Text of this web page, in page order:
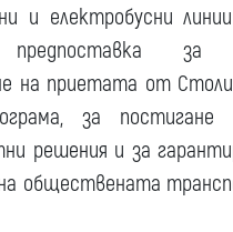
и електробусни
предпоставка за
на приетата от
за постигане
решения и за
обществената